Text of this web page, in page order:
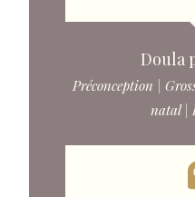
Doula
Préconception |
natal |